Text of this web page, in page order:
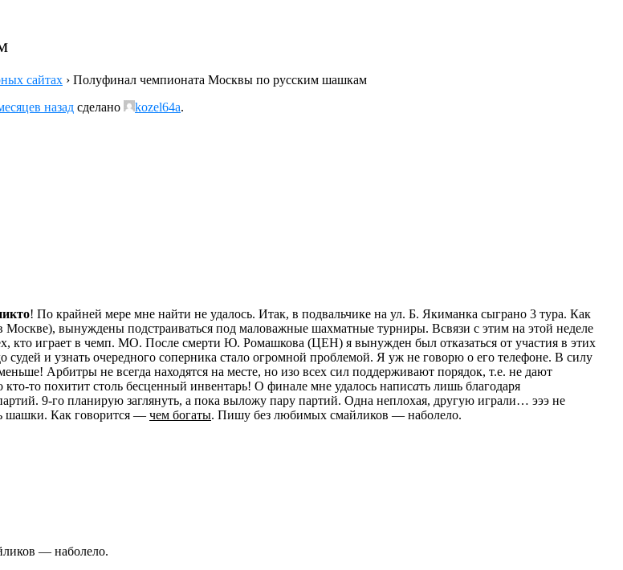
сайтах › Полуфинал чемпионата Москвы по русским шашкам
назад сделано kozel64a.
! По крайней мере мне найти не удалось. Итак, в подвальчике на ул. Б. Якиманка сыграно 3 тура. Как
вынуждены подстраиваться под маловажные шахматные турниры. Всвязи с этим на этой неделе
кто играет в чемп. МО. После смерти Ю. Ромашкова (ЦЕН) я вынужден был отказаться от участия в этих
и узнать очередного соперника стало огромной проблемой. Я уж не говорю о его телефоне. В силу
Арбитры не всегда находятся на месте, но изо всех сил поддерживают порядок, т.е. не дают
то похитит столь бесценный инвентарь! О финале мне удалось написать лишь благодаря
9-го планирую заглянуть, а пока выложу пару партий. Одна неплохая, другую играли… эээ не
шашки. Как говорится — чем богаты. Пишу без любимых смайликов — наболело.
— наболело.